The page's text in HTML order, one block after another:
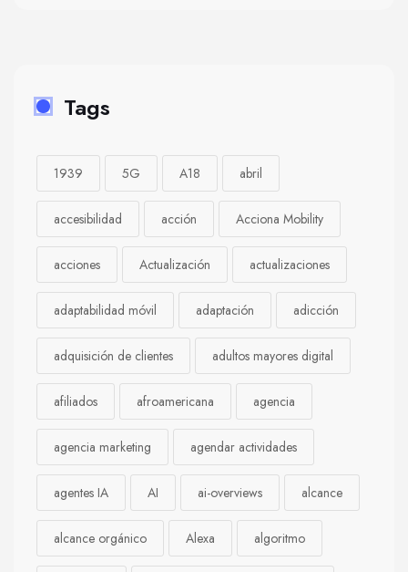
Tags
1939 5G A18 abril
accesibilidad acción Acciona Mobility
acciones Actualización actualizaciones
adaptabilidad móvil adaptación adicción
adquisición de clientes adultos mayores digital
afiliados afroamericana agencia
agencia marketing agendar actividades
agentes IA AI ai-overviews alcance
alcance orgánico Alexa algoritmo